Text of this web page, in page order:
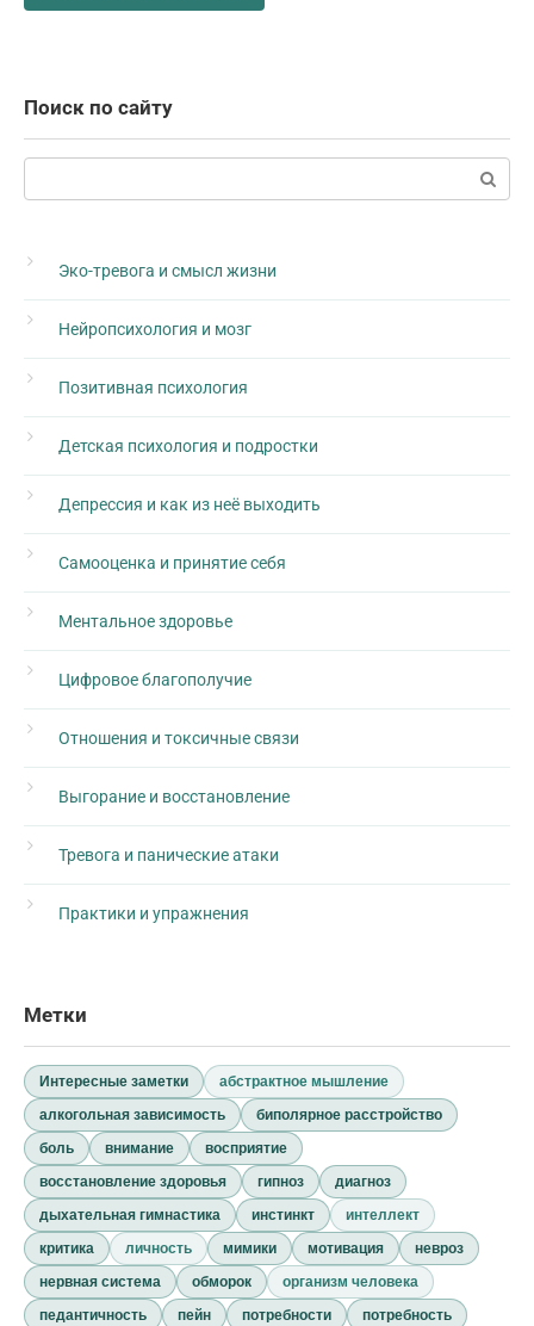
Поиск по сайту
Поиск:
Эко-тревога и смысл жизни
Нейропсихология и мозг
Позитивная психология
Детская психология и подростки
Депрессия и как из неё выходить
Самооценка и принятие себя
Ментальное здоровье
Цифровое благополучие
Отношения и токсичные связи
Выгорание и восстановление
Тревога и панические атаки
Практики и упражнения
Метки
Интересные заметки
абстрактное мышление
алкогольная зависимость
биполярное расстройство
боль
внимание
восприятие
восстановление здоровья
гипноз
диагноз
дыхательная гимнастика
инстинкт
интеллект
критика
личность мимики мотивация
невроз
нервная система
обморок
организм человека
педантичность
пейн потребности
потребность